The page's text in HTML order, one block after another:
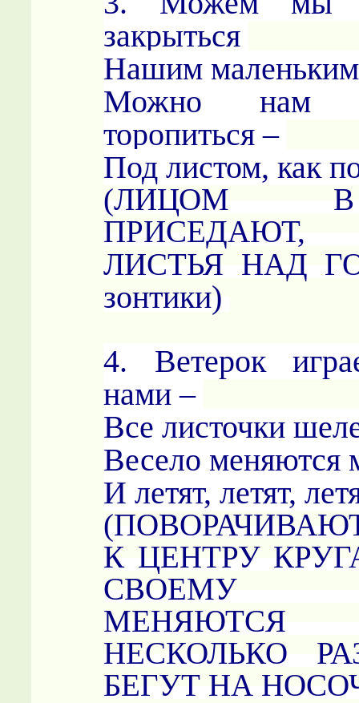
закрыться
Нашим
Можно нам
торопиться –
Под листом, как
(ЛИЦОМ
ЛИСТЬЯ НАД
зонтики)
4. Ветерок
нами –
Все листочки
Весело меняются
И летят, летят,
К ЦЕНТРУ
СВОЕМУ
МЕНЯЮТСЯ
НЕСКОЛЬКО
БЕГУТ НА